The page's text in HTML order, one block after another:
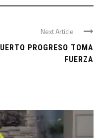
Next Article
PROGRESO TOMA
FUERZA